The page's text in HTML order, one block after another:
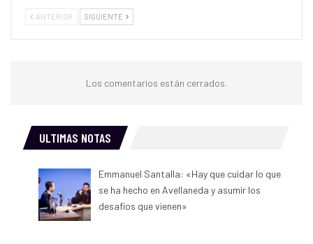
ANTERIOR SIGUIENTE
Los comentarios están cerrados.
ULTIMAS NOTAS
Emmanuel Santalla: «Hay que cuidar lo que
se ha hecho en Avellaneda y asumir los
desafíos que vienen»